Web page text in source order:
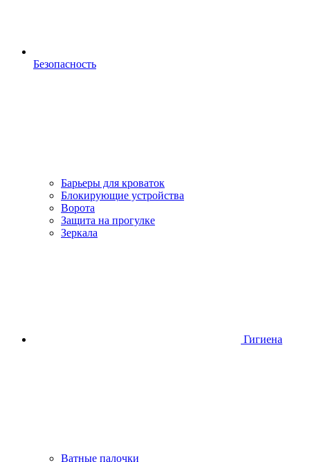
Безопасность
Барьеры для кроваток
Блокирующие устройства
Ворота
Защита на прогулке
Зеркала
Гигиена
Ватные палочки